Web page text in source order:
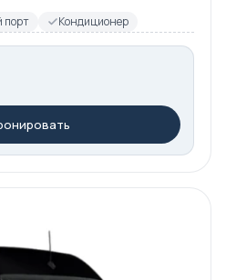
порт Кондиционер